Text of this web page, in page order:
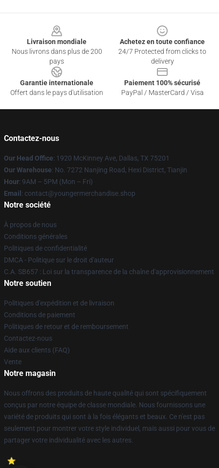
Livraison mondiale
Nous livrons dans plus de 200
pays
Achetez en toute confiance
24/7 Protected from clicks to
delivery
Garantie internationale
Offert dans le pays d'utilisation
Paiement 100% sécurisé
PayPal / MasterCard / Visa
Contactez-nous
Our Head Office: 1920 McKinney Ave, Dallas, TX 75201
Our Warehouse: No. 7272 Nanjing Road, Hexi District, Tianjin
Hour: 9AM – 5PM (Mon – Fri)
Email : contact@youngermerchandise.shop
Notre société
À propos de nous
Conditions générales
Politiques de confidentialité
DMCA - Politique sur le droit d'auteur
C.A. SB657 : Loi sur la transparence de la chaîne d'approvisionnement
Notre soutien
Politiques d'expédition et de livraison
Conditions de paiement
Politiques de retour et de remboursement
Contactez-nous
Aide aux clients (FAQ)
Vente
Notre magasin
Nous offrons des produits de haute qualité qui sont spécifiquement
conçus par notre équipe de classe mondiale. Nous fournissons une
variété de produits qui sont à la fois élégants et beaux. Ce n'est pas
seulement pour montrer votre style individuel, mais aussi pour vous de
partager votre individualité avec les autres.